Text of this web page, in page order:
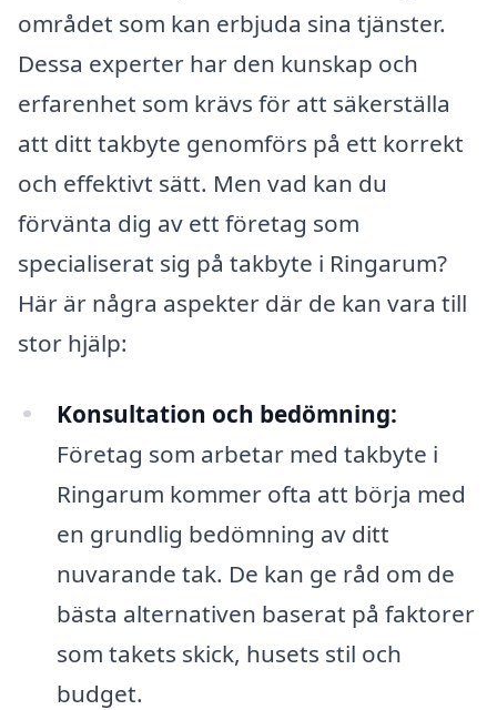
området som kan erbjuda sina tjänster.
Dessa experter har den kunskap och
erfarenhet som krävs för att säkerställa
att ditt takbyte genomförs på ett korrekt
och effektivt sätt. Men vad kan du
förvänta dig av ett företag som
specialiserat sig på takbyte i Ringarum?
Här är några aspekter där de kan vara till
stor hjälp:
Konsultation och bedömning:
Företag som arbetar med takbyte i
Ringarum kommer ofta att börja med
en grundlig bedömning av ditt
nuvarande tak. De kan ge råd om de
bästa alternativen baserat på faktorer
som takets skick, husets stil och
budget.